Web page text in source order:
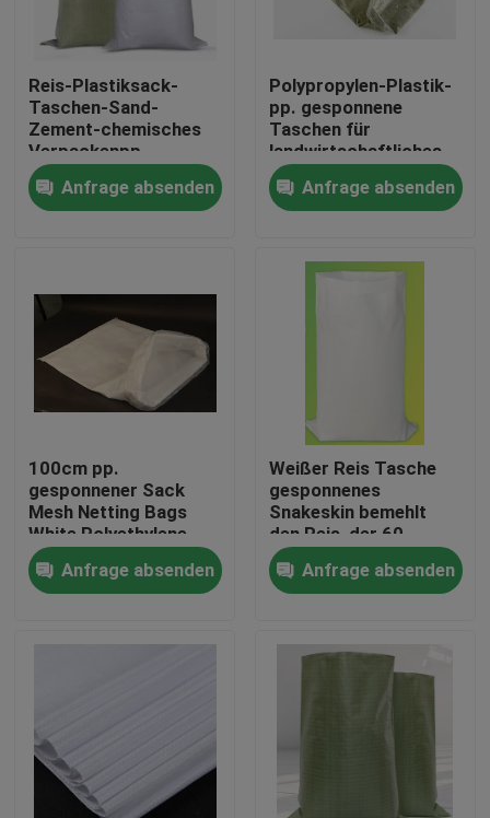
Haus
Über uns
Fabrik-Ausflug
Qualitätskontrolle
Treten Sie mit uns in Verbindung
Fordern Sie ein Zitat
durch Hitze schrumpfbares Rohr
Gewölbter flexible Schläuche
Reis-Plastiksack-
Taschen-Sand-
Zement-chemisches
Verpackenpp.
gesponnenes
Polyäthylen
Anfrage absenden
Polypropylen-Plastik-
pp. gesponnene
Taschen für
landwirtschaftliches
25kg 50kg 100gsm
Anfrage absenden
100cm pp.
gesponnener Sack
Mesh Netting Bags
White Polyethylene
recyclebar
Anfrage absenden
Weißer Reis Tasche
gesponnenes
Snakeskin bemehlt
den Reis, der 60
Kilogramm
Ladenverpackt
Anfrage absenden